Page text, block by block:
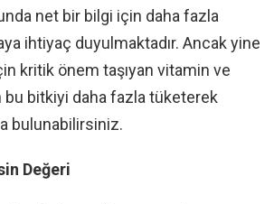
net bir bilgi için daha fazla
ihtiyaç duyulmaktadır. Ancak yine
kritik önem taşıyan vitamin ve
bitkiyi daha fazla tüketerek
bulunabilirsiniz.
Değeri